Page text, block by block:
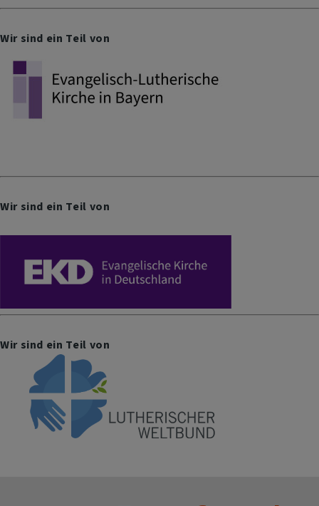
Wir sind ein Teil von
Wir sind ein Teil von
Wir sind ein Teil von